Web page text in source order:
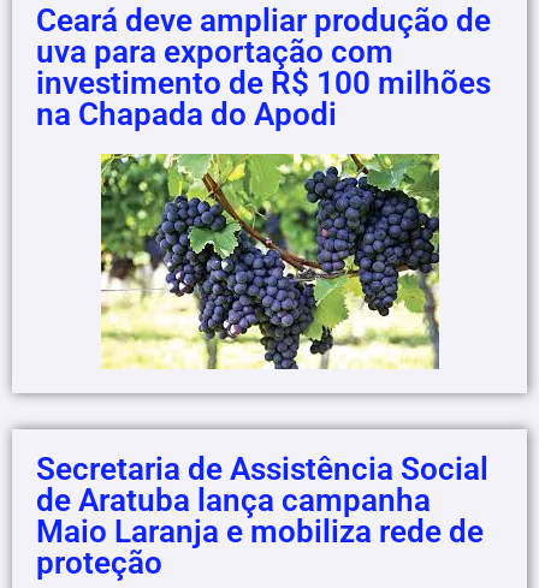
Ceará deve ampliar produção de
uva para exportação com
investimento de R$ 100 milhões
na Chapada do Apodi
Secretaria de Assistência Social
de Aratuba lança campanha
Maio Laranja e mobiliza rede de
proteção